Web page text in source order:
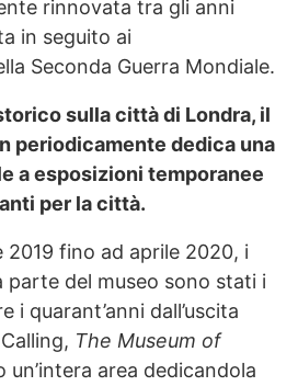
rinnovata tra gli anni
in seguito ai
Seconda Guerra Mondiale.
sulla città di Londra, il
periodicamente dedica una
a esposizioni temporanee
per la città.
2019 fino ad aprile 2020, i
del museo sono stati i
i quarant’anni dall’uscita
The Museum of
un’intera area dedicandola